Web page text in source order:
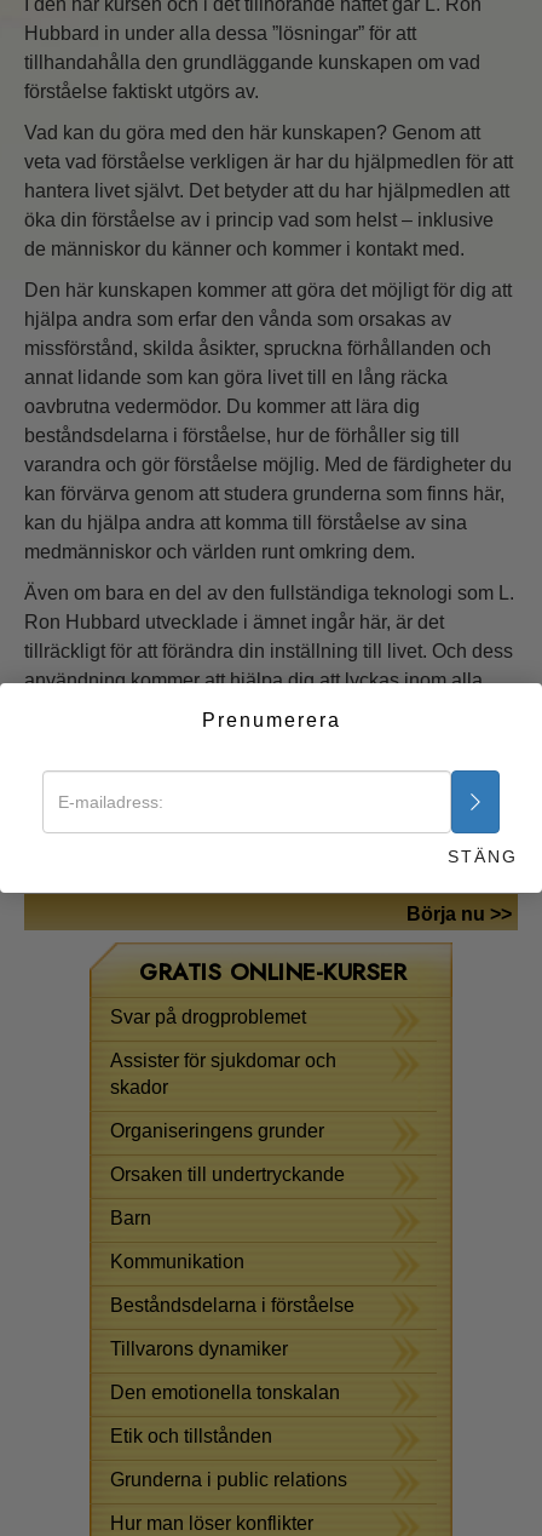
I den här kursen och i det tillhörande häftet går L. Ron
Hubbard in under alla dessa ”lösningar” för att
tillhandahålla den grundläggande kunskapen om vad
förståelse faktiskt utgörs av.
Vad kan du göra med den här kunskapen? Genom att
veta vad förståelse verkligen är har du hjälpmedlen för att
hantera livet självt. Det betyder att du har hjälpmedlen att
öka din förståelse av i princip vad som helst – inklusive
de människor du känner och kommer i kontakt med.
Den här kunskapen kommer att göra det möjligt för dig att
hjälpa andra som erfar den vånda som orsakas av
missförstånd, skilda åsikter, spruckna förhållanden och
annat lidande som kan göra livet till en lång räcka
oavbrutna vedermödor. Du kommer att lära dig
beståndsdelarna i förståelse, hur de förhåller sig till
varandra och gör förståelse möjlig. Med de färdigheter du
kan förvärva genom att studera grunderna som finns här,
kan du hjälpa andra att komma till förståelse av sina
medmänniskor och världen runt omkring dem.
Även om bara en del av den fullständiga teknologi som L.
Ron Hubbard utvecklade i ämnet ingår här, är det
tillräckligt för att förändra din inställning till livet. Och dess
användning kommer att hjälpa dig att lyckas inom alla
områden av mänsklig verksamhet.
problem, föreställ dig då hennes potential utan det
hindret. Miljontals människor som använder de här
kunskaperna når höjder de tidigare bara drömt om – och
Börja nu >>
GRATIS ONLINE-KURSER
Svar på drogproblemet
Assister för sjukdomar och
skador
Organiseringens grunder
Orsaken till undertryckande
Barn
Kommunikation
Beståndsdelarna i förståelse
Tillvarons dynamiker
Den emotionella tonskalan
Etik och tillstånden
Grunderna i public relations
Hur man löser konflikter
Prenumerera
STÄNG